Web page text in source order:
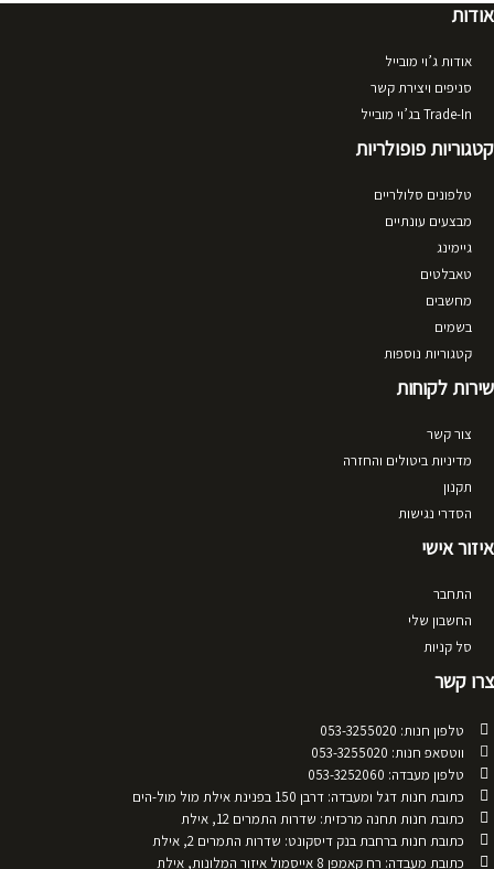
אודות
אודות ג’וי מובייל
סניפים ויצירת קשר
Trade-In בג’וי מובייל
קטגוריות פופולריות
טלפונים סלולריים
מבצעים עונתיים
גיימינג
טאבלטים
מחשבים
בשמים
קטגוריות נוספות
שירות לקוחות
צור קשר
מדיניות ביטולים והחזרה
תקנון
הסדרי נגישות
איזור אישי
התחבר
החשבון שלי
סל קניות
צרו קשר
טלפון חנות: 053-3255020
ווטסאפ חנות: 053-3255020
טלפון מעבדה: 053-3252060
כתובת חנות דגל ומעבדה: דרבן 150 בפנינת אילת מול מול-הים
כתובת חנות תחנה מרכזית: שדרות התמרים 12, אילת
כתובת חנות ברחבת בנק דיסקונט: שדרות התמרים 2, אילת
כתובת מעבדה: רח קאמפן 8 אייסמול איזור המלונות, אילת